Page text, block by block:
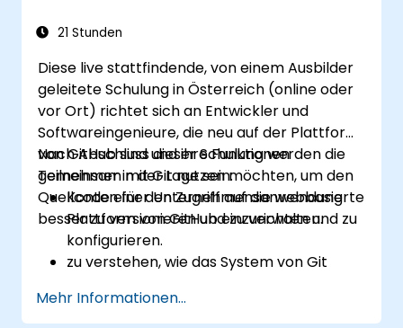
21 Stunden
Diese live stattfindende, von einem Ausbilder
geleitete Schulung in Österreich (online oder
vor Ort) richtet sich an Entwickler und
Softwareingenieure, die neu auf der Plattform
von GitHub sind und ihre Funktionen
gemeinsam mit Git nutzen möchten, um den
Quellcode einer Unternehmensanwendung
besser zu versionieren und zu verwalten.
Nach Abschluss dieser Schulung werden die
Teilnehmer in der Lage sein:
Konten für den Zugriff auf die webbasierte
Plattform von GitHub einzurichten und zu
konfigurieren.
zu verstehen, wie das System von Git
von GitHub zu begreifen.
Mehr Informationen...